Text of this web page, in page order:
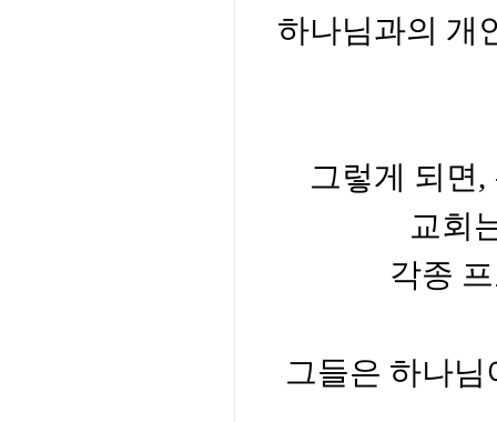
하나님과의 개
그렇게 되면,
교회
각종
그들은 하나